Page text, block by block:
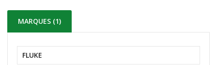
MARQUES (1)
FLUKE